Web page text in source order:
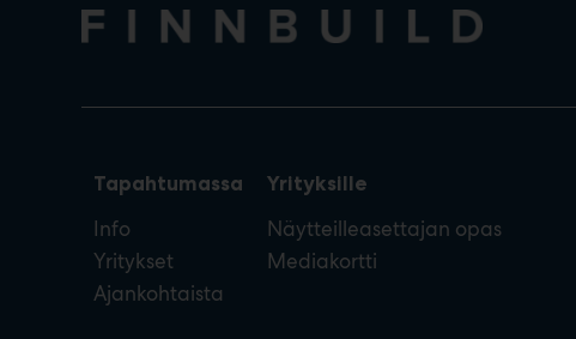
Tapahtumassa
Info
Yritykset
Ajankohtaista
Yrityksille
Näytteilleasettajan opas
Mediakortti